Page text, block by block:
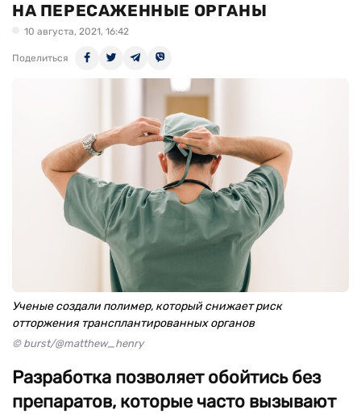
НА ПЕРЕСАЖЕННЫЕ ОРГАНЫ
10 августа, 2021, 16:42
Поделиться
Ученые создали полимер, который снижает риск
отторжения трансплантированных органов
© burst/@matthew_henry
Разработка позволяет обойтись без
препаратов, которые часто вызывают